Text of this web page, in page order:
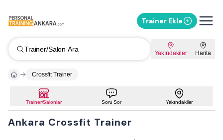
Trainer Ekle
Trainer/Salon Ara Yakındakiler Harita
Crossfit Trainer
Trainer/Salonlar Soru Sor Yakındakiler
Ankara Crossfit Trainer